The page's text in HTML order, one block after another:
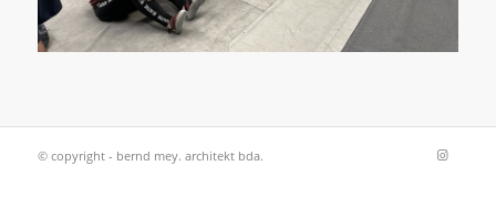
© copyright - bernd mey. architekt bda.